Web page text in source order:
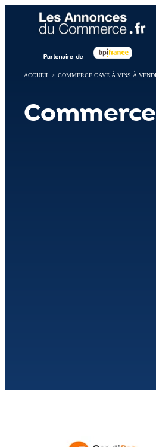
ACCUEIL > COMMERCE CAVE À VINS À
Panneau de gestion des cookies